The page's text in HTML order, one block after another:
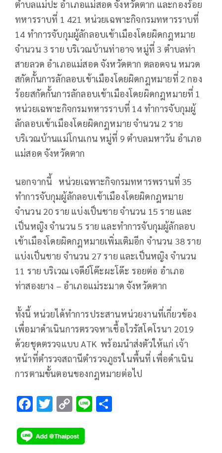
ตำบลแม่ปะ อำเภอแม่สอด จังหวัดตาก และกองร้อย
ทหารราบที่ 1 421 หน่วยเฉพาะกิจกรมทหารราบที่
14 ทำการจับกุมผู้ลักลอบเข้าเมืองโดยผิดกฎหมาย
จำนวน 3 ราย บริเวณบ้านท่าอาจ หมู่ที่ 3 ตำบลท่า
สายลวด อำเภอแม่สอด จังหวัดตาก ตลอดจน หมวด
สกัดกั้นการลักลอบเข้าเมืองโดยผิดกฎหมายที่ 2 กอง
ร้อยสกัดกั้นการลักลอบเข้าเมืองโดยผิดกฎหมายที่ 1
หน่วยเฉพาะกิจกรมทหารราบที่ 14 ทำการจับกุมผู้
ลักลอบเข้าเมืองโดยผิดกฎหมาย จำนวน 2 ราย
บริเวณบ้านแม่โกนเกน หมู่ที่ 9 ตำบลมหาวัน อำเภอ
แม่สอด จังหวัดตาก
นอกจากนี้ หน่วยเฉพาะกิจกรมทหารพรานที่ 35
ทำการจับกุมผู้ลักลอบเข้าเมืองโดยผิดกฎหมาย
จำนวน 20 ราย แบ่งเป็นชาย จำนวน 15 ราย และ
เป็นหญิง จำนวน 5 ราย และทำการจับกุมผู้ลักลอบ
เข้าเมืองโดยผิดกฎหมายเพิ่มเติมอีก จำนวน 38 ราย
แบ่งเป็นชาย จำนวน 27 ราย และเป็นหญิง จำนวน
11 ราย บริเวณ เจดีย์โค๊ะผะโด๊ะ รอยต่อ อำเภอ
ท่าสองยาง – อำเภอแม่ระมาด จังหวัดตาก
ทั้งนี้ หน่วยได้ทำการประสานหน่วยงานที่เกี่ยวข้อง
เพื่อมาดำเนินการตรวจหาเชื้อไวรัสโคโรนา 2019
ด้วยชุดตรวจแบบ ATK พร้อมนำส่งตัวให้แก่ เจ้า
หน้าที่ตำรวจสถานีตำรวจภูธรในพื้นที่ เพื่อดำเนิน
การตามขั้นตอนของกฎหมายต่อไป
F
e
T
tt
C
p
Li